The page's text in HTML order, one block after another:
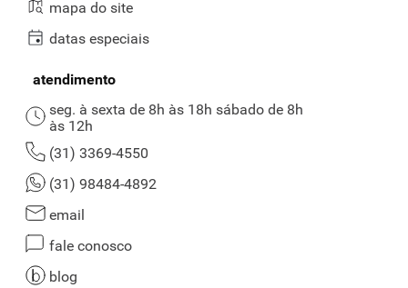
Qual é a diferença entre o arroz dos tipos 1, 2 e 3?
A diferença está na qualidade dos grãos. Esses três tipos são
(MAPA), no qual
saudáveis.
Enquanto a versão 2 corresponde ao nível intermediário de
excelência, podendo ter grãos irregulares ou com pequenas
descolorações. Apesar de a categoria 3 ser a mais baixa, ela ainda é
segura para o consumo, apenas terá sabor e aparência inferiores.
Onde comprar arroz branco tipo 1 em Belo
Horizonte?
Você deseja comprar arroz online, mas não sabe qual é o melhor
mapa do site
datas especiais
atendimento
seg. à sexta de 8h às 18h sábado de 8h
às 12h
(31) 3369-4550
(31) 98484-4892
email
fale conosco
blog